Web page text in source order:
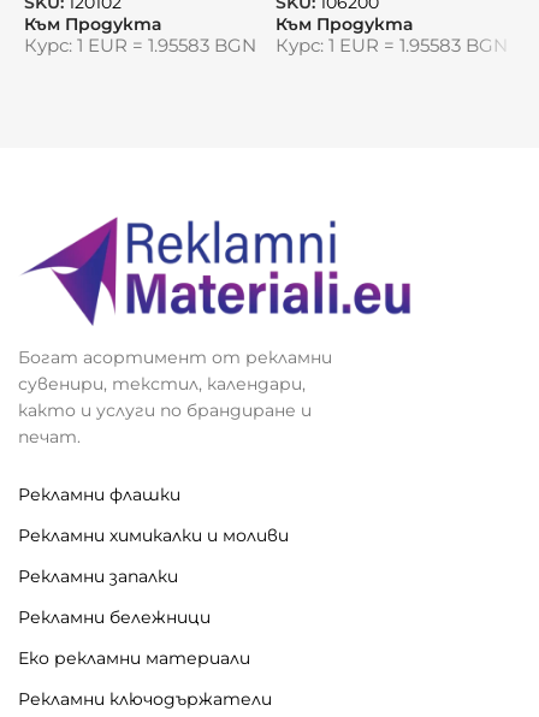
Видяна от: 0
Към Продукта
Курс: 1 EUR = 1.95583 BGN
Към Продукта
Курс: 1 EUR = 1.95583 BGN
Богат асортимент от рекламни
сувенири, текстил, календари,
както и услуги по брандиране и
печат.
Рекламни флашки
Рекламни химикалки и моливи
Рекламни запалки
Рекламни бележници
Еко рекламни материали
Рекламни ключодържатели